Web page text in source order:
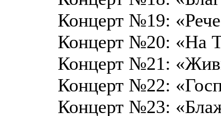
Концерт №19:
Концерт №20: «На
Концерт №21:
Концерт №22:
Концерт №23: